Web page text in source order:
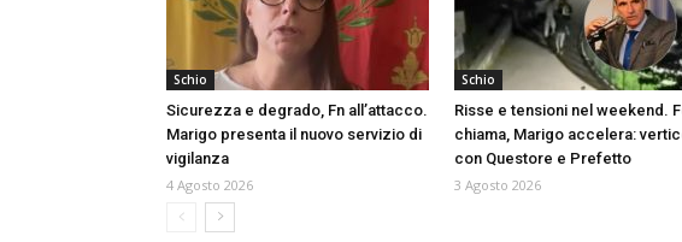
Schio
Sicurezza e degrado, Fn all’attacco.
Marigo presenta il nuovo servizio di
vigilanza
4 Agosto 2026
Schio
Risse e tensioni nel weekend.
chiama, Marigo accelera:
con Questore e Prefetto
3 Agosto 2026